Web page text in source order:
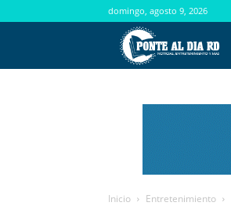
domingo, agosto 9, 2026
Inicio Entretenimiento